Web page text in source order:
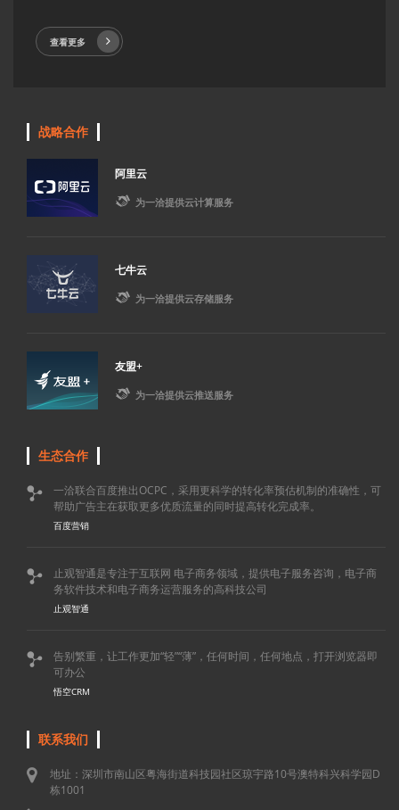
查看更多
战略合作
阿里云
 为一洽提供云计算服务
七牛云
 为一洽提供云存储服务
友盟+
 为一洽提供云推送服务
生态合作

一洽联合百度推出OCPC，采用更科学的转化率预估机制的准确性，可
帮助广告主在获取更多优质流量的同时提高转化完成率。
百度营销

止观智通是专注于互联网 电子商务领域，提供电子服务咨询，电子商
务软件技术和电子商务运营服务的高科技公司
止观智通

告别繁重，让工作更加“轻”“薄”，任何时间，任何地点，打开浏览器即
可办公
悟空CRM
联系我们
地址：深圳市南山区粤海街道科技园社区琼宇路10号澳特科兴科学园D
栋1001